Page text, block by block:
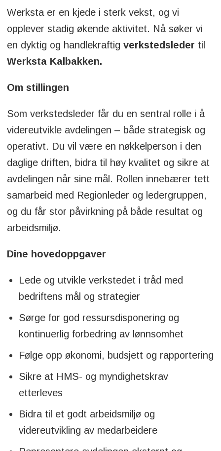
Werksta er en kjede i sterk vekst, og vi
opplever stadig økende aktivitet. Nå søker vi
en dyktig og handlekraftig verkstedsleder til
Werksta Kalbakken.
Om stillingen
Som verkstedsleder får du en sentral rolle i å
videreutvikle avdelingen – både strategisk og
operativt. Du vil være en nøkkelperson i den
daglige driften, bidra til høy kvalitet og sikre at
avdelingen når sine mål. Rollen innebærer tett
samarbeid med Regionleder og ledergruppen,
og du får stor påvirkning på både resultat og
arbeidsmiljø.
Dine hovedoppgaver
Lede og utvikle verkstedet i tråd med
bedriftens mål og strategier
Sørge for god ressursdisponering og
kontinuerlig forbedring av lønnsomhet
Følge opp økonomi, budsjett og rapportering
Sikre at HMS- og myndighetskrav
etterleves
Bidra til et godt arbeidsmiljø og
videreutvikling av medarbeidere